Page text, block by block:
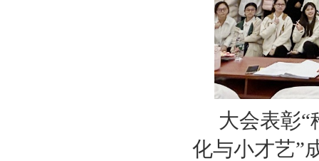
大会表彰“
化与小才艺”